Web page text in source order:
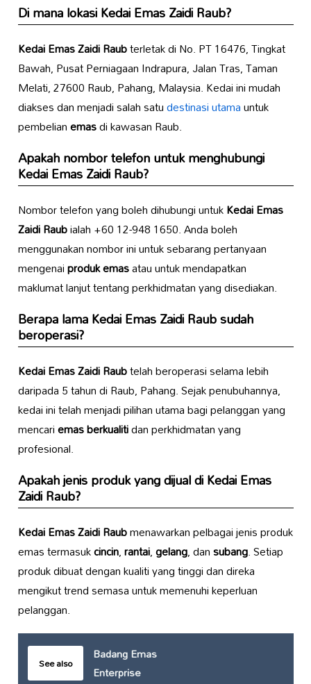
Di mana lokasiKedai Emas Zaidi Raub?
Kedai Emas Zaidi Raubterletak di No. PT 16476, Tingkat
Bawah, Pusat Perniagaan Indrapura, Jalan Tras, Taman
Melati, 27600 Raub, Pahang, Malaysia. Kedai ini mudah
diakses dan menjadi salah satudestinasi utamauntuk
pembelianemasdi kawasan Raub.
Apakah nombor telefon untuk menghubungi
Kedai Emas Zaidi Raub?
Nombor telefon yang boleh dihubungi untukKedai Emas
Zaidi Raubialah +60 12-948 1650. Anda boleh
menggunakan nombor ini untuk sebarang pertanyaan
mengenaiproduk emasatau untuk mendapatkan
maklumat lanjut tentang perkhidmatan yang disediakan.
Berapa lamaKedai Emas Zaidi Raubsudah
beroperasi?
Kedai Emas Zaidi Raubtelah beroperasi selama lebih
daripada 5 tahun di Raub, Pahang. Sejak penubuhannya,
kedai ini telah menjadi pilihan utama bagi pelanggan yang
mencariemas berkualitidan perkhidmatan yang
profesional.
Apakah jenis produk yang dijual diKedai Emas
Zaidi Raub?
Kedai Emas Zaidi Raubmenawarkan pelbagai jenis produk
emas termasukcincin,rantai,gelang, dansubang. Setiap
produk dibuat dengan kualiti yang tinggi dan direka
mengikut trend semasa untuk memenuhi keperluan
pelanggan.
See also
Badang Emas
Enterprise